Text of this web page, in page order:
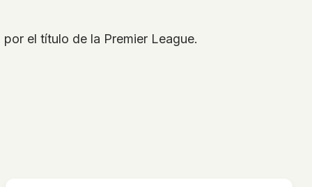
el título de la Premier League.